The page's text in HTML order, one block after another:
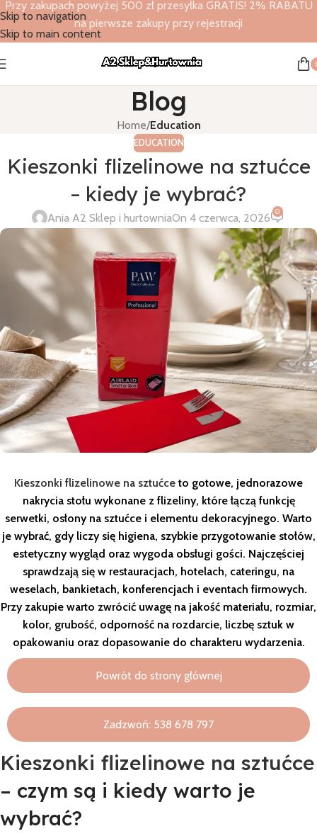
Skip to navigation
Skip to main content
Przy zakupach powyżej 500 zł przesyłka GRATIS! 2% RABATU
na pierwsze zakupy przy rejestracji
Blog
Home/Education
EDUCATION
Kieszonki flizelinowe na sztućce
– kiedy je wybrać?
Ania A2 Sklep i hurtowniaOn 4 czerwca, 2026 0
Kieszonki flizelinowe na sztućceto gotowe, jednorazowe
nakrycia stołu wykonane z flizeliny, które łączą funkcję
serwetki, osłony na sztućce i elementu dekoracyjnego. Warto
je wybrać, gdy liczy się higiena, szybkie przygotowanie stołów,
estetyczny wygląd oraz wygoda obsługi gości. Najczęściej
sprawdzają się w restauracjach, hotelach, cateringu, na
weselach, bankietach, konferencjach i eventach firmowych.
Przy zakupie warto zwrócić uwagę na jakość materiału, rozmiar,
kolor, grubość, odporność na rozdarcie, liczbę sztuk w
opakowaniu oraz dopasowanie do charakteru wydarzenia.
Powrót do strony głównej
Zadzwoń: 538 678 797
Kieszonki flizelinowe na sztućce
– czym są i kiedy warto je
wybrać?